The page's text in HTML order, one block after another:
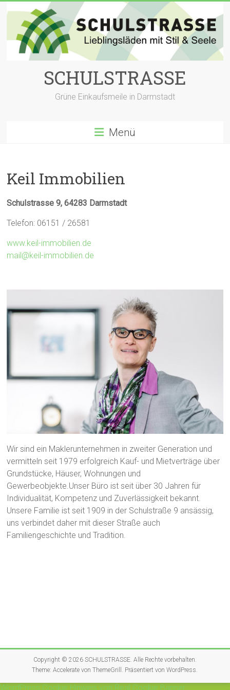
Inhalt
springen
SCHULSTRASSE
Grüne Einkaufsmeile in Darmstadt
Menü
Keil Immobilien
Schulstrasse 9, 64283 Darmstadt
Telefon: 06151 / 26581
www.keil-immobilien.de
mail@keil-immobilien.de
Wir sind ein Maklerunternehmen in zweiter Generation und
vermitteln seit 1979 erfolgreich Kauf- und Mietverträge über
Grundstücke, Häuser, Wohnungen und
Gewerbeobjekte.Unser Büro ist seit über 30 Jahren für
Individualität, Kompetenz und Zuverlässigkeit bekannt.
Unsere Familie ist seit 1909 in der Schulstraße 9 ansässig,
uns verbindet daher mit dieser Straße auch
Familiengeschichte und Tradition.
Copyright © 2026 SCHULSTRASSE. Alle Rechte vorbehalten.
Theme:Accelerate von ThemeGrill. Präsentiert vonWordPress.
WordPress Cookie Hinweis von Real Cookie Banner